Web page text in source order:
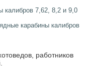
калибров 7,62, 8,2 и 9,0
карабины калибров
работников